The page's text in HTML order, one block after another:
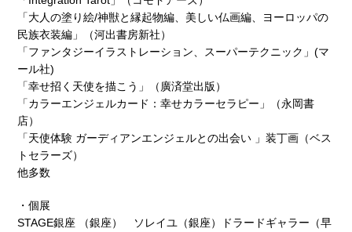
「大人の塗り絵/神獣と縁起物編、美しい仏画編、ヨーロッパの
民族衣装編」（河出書房新社）
「ファンタジーイラストレーション、スーパーテクニック」(マ
ール社)
「幸せ招く天使を描こう」（廣済堂出版）
「カラーエンジェルカード：幸せカラーセラピー」（永岡書
店）
「天使体験 ガーディアンエンジェルとの出会い 」装丁画（ベス
トセラーズ）
他多数
・個展
STAGE銀座 （銀座） ソレイユ（銀座）ドラードギャラー（早